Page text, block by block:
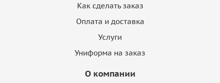
Как сделать заказ
Оплата и доставка
Услуги
Униформа на заказ
О компании